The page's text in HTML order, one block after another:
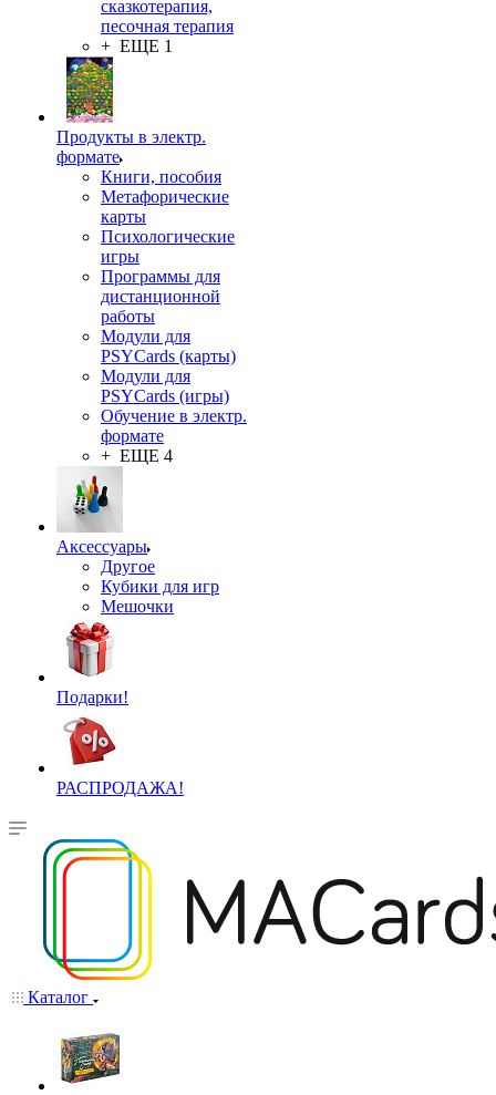
сказкотерапия,
песочная терапия
+ ЕЩЕ 1
Продукты в электр.
формате
Книги, пособия
Метафорические
карты
Психологические
игры
Программы для
дистанционной
работы
Модули для
PSYCards (карты)
Модули для
PSYCards (игры)
Обучение в электр.
формате
+ ЕЩЕ 4
Аксессуары
Другое
Кубики для игр
Мешочки
Подарки!
РАСПРОДАЖА!
Каталог